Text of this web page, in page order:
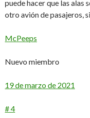
puede hacer que las alas
otro avión de pasajeros,
McPeeps
Nuevo miembro
19 de marzo de 2021
# 4